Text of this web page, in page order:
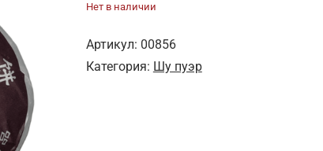
Нет в наличии
Артикул: 00856
Категория: Шу пуэр